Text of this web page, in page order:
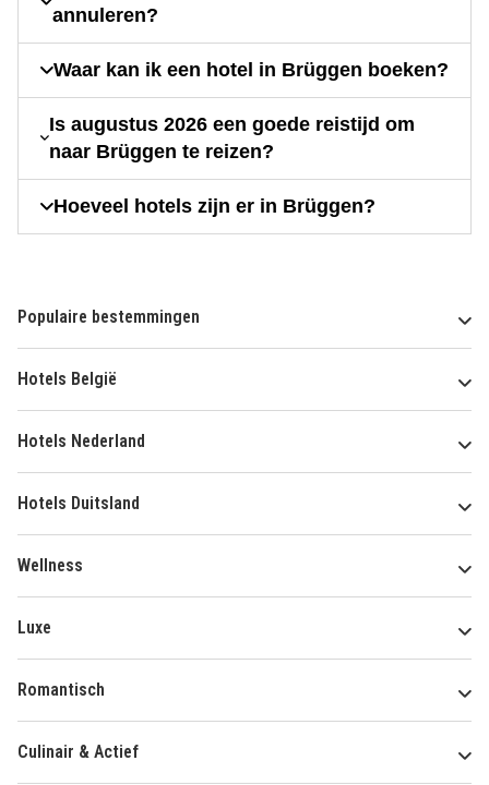
annuleren?
Waar kan ik een hotel in Brüggen boeken?
Is augustus 2026 een goede reistijd om
naar Brüggen te reizen?
Hoeveel hotels zijn er in Brüggen?
Populaire bestemmingen
Hotels België
Hotels Nederland
Hotels Duitsland
Wellness
Luxe
Romantisch
Culinair & Actief